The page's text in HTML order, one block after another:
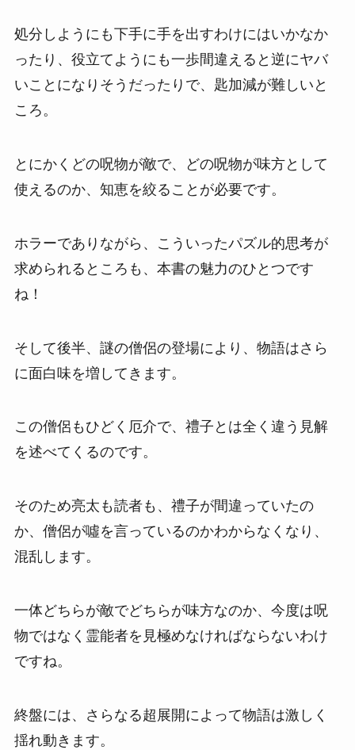
処分しようにも下手に手を出すわけにはいかなか
ったり、役立てようにも一歩間違えると逆にヤバ
いことになりそうだったりで、匙加減が難しいと
ころ。
とにかくどの呪物が敵で、どの呪物が味方として
使えるのか、知恵を絞ることが必要です。
ホラーでありながら、こういったパズル的思考が
求められるところも、本書の魅力のひとつです
ね！
そして後半、謎の僧侶の登場により、物語はさら
に面白味を増してきます。
この僧侶もひどく厄介で、禮子とは全く違う見解
を述べてくるのです。
そのため亮太も読者も、禮子が間違っていたの
か、僧侶が噓を言っているのかわからなくなり、
混乱します。
一体どちらが敵でどちらが味方なのか、今度は呪
物ではなく霊能者を見極めなければならないわけ
ですね。
終盤には、さらなる超展開によって物語は激しく
揺れ動きます。